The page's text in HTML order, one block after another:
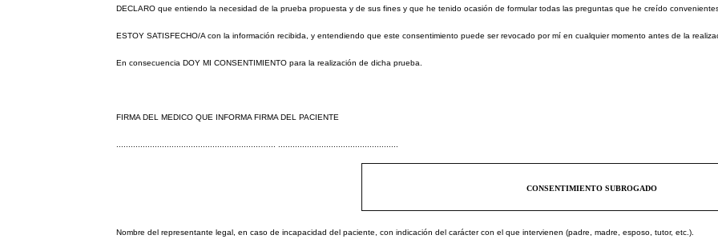
DECLARO que entiendo la necesidad de la prueba propuesta y de sus fines y que he tenido ocasión de formular todas las preguntas que he creído
ESTOY SATISFECHO/A con la información recibida, y entendiendo que este consentimiento puede ser revocado por mí en cualquier momento antes de la
En consecuencia DOY MI CONSENTIMIENTO para la realización de dicha prueba.
FIRMA DEL MEDICO QUE INFORMA FIRMA DEL PACIENTE
CONSENTIMIENTO SUBROGADO
Nombre del representante legal, en caso de incapacidad del paciente, con indicación del carácter con el que intervienen (padre, madre, esposo, tutor, etc.).